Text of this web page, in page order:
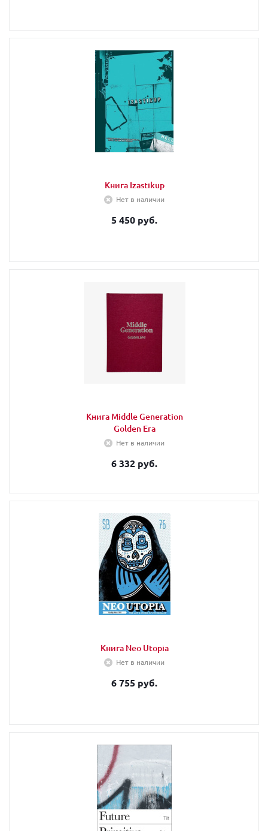
Книга Izastikup
Нет в наличии
5 450 руб.
Книга Middle Generation
Golden Era
Нет в наличии
6 332 руб.
Книга Neo Utopia
Нет в наличии
6 755 руб.